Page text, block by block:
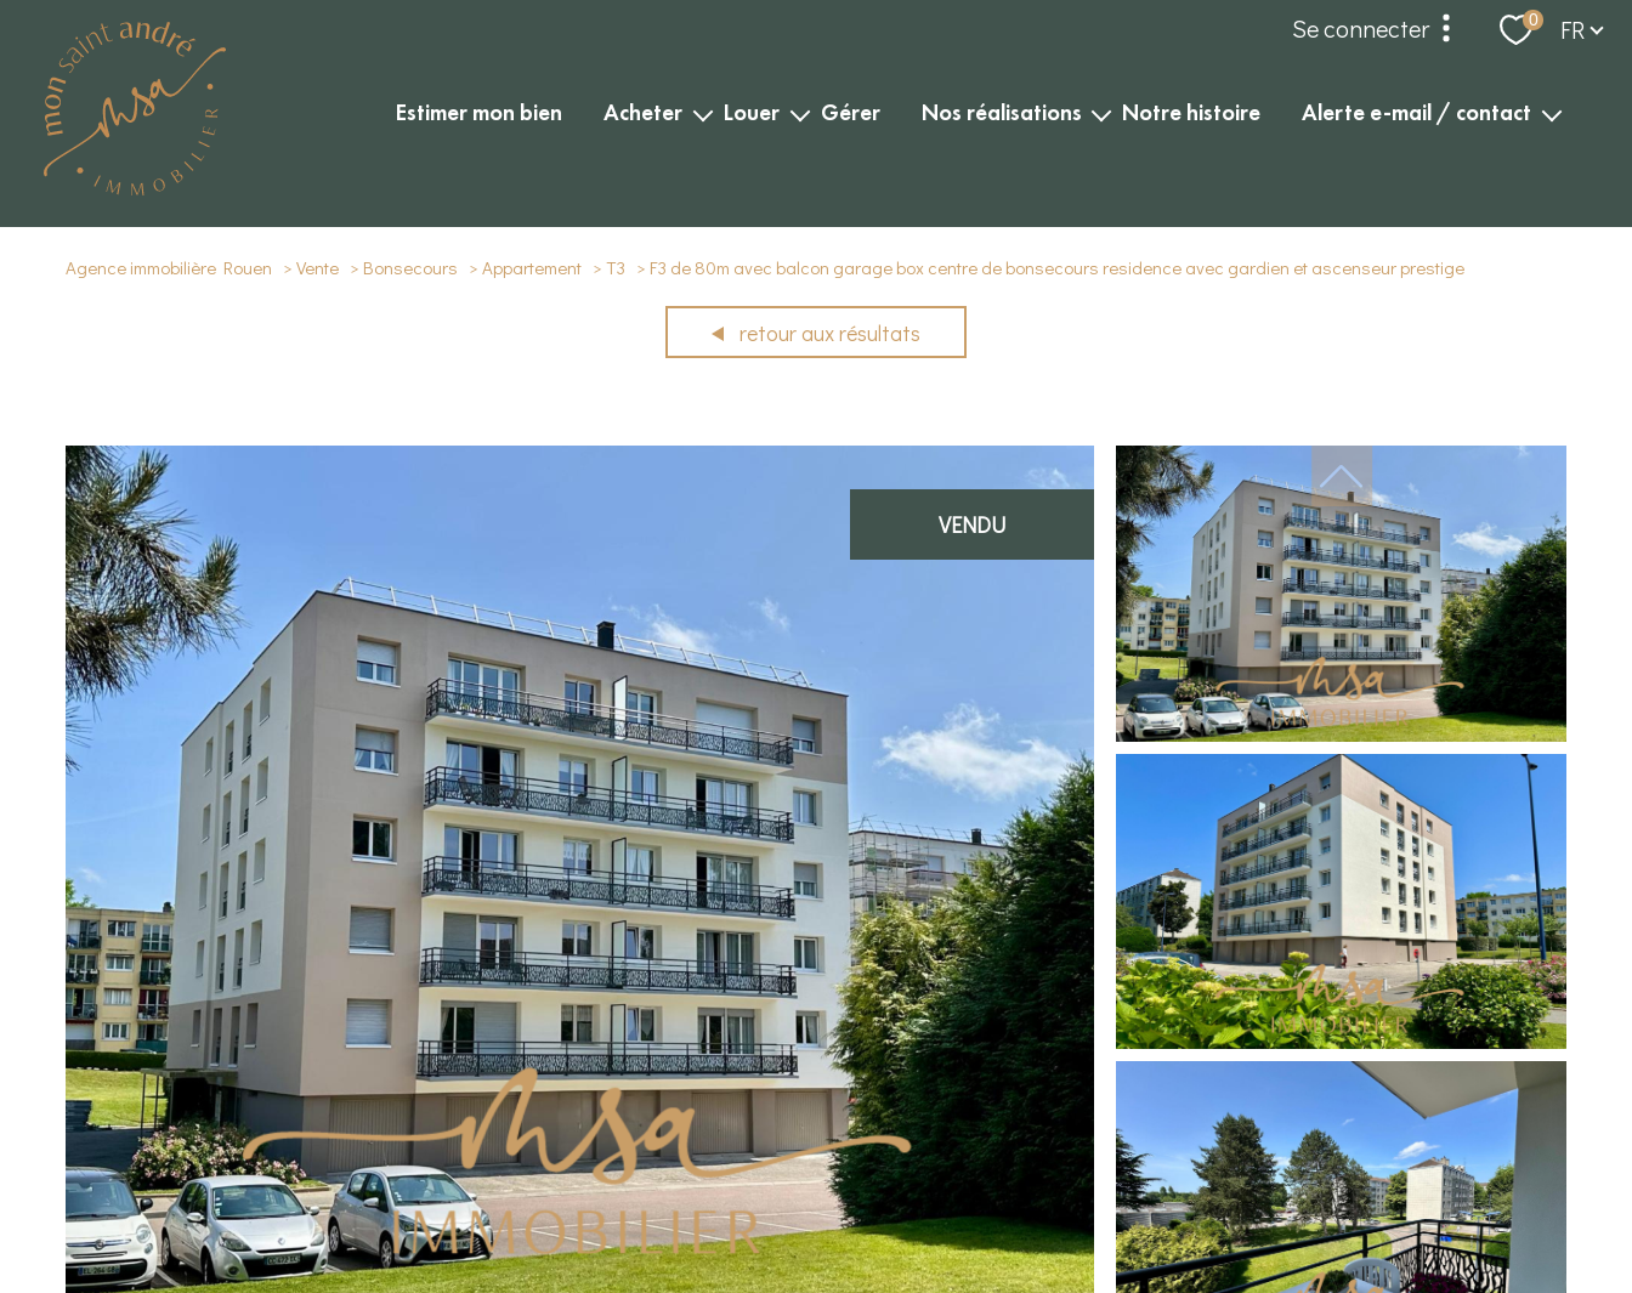
Se connecter
espace propriétaire
dossier locataires et
garants
0 Langue
FR
estimer mon bien acheter
commercial
louer
commercial
gérer nos réalisations
biens loués
notre histoire alerte e-mail / contact
contact
Agence immobilière Rouen Vente Bonsecours Appartement T3 F3 de 80m avec balcon garage box centre de bonsecours residence avec gardien et ascenseur prestige
retour aux résultats
VENDU